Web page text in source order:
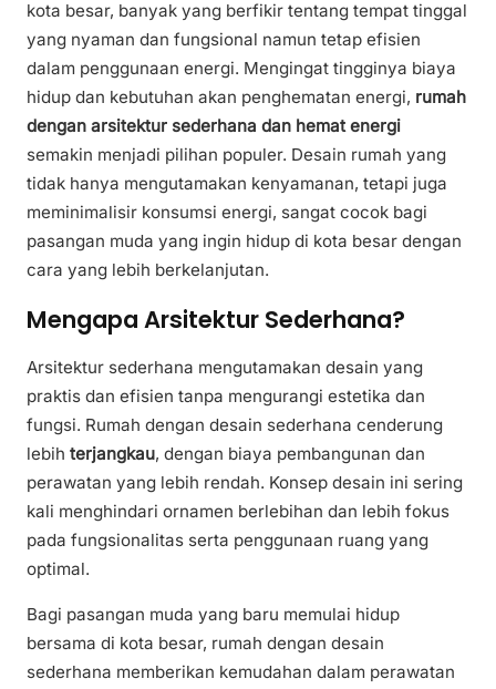
kota besar, banyak yang berfikir tentang tempat tinggal
yang nyaman dan fungsional namun tetap efisien
dalam penggunaan energi. Mengingat tingginya biaya
hidup dan kebutuhan akan penghematan energi, rumah
dengan arsitektur sederhana dan hemat energi
semakin menjadi pilihan populer. Desain rumah yang
tidak hanya mengutamakan kenyamanan, tetapi juga
meminimalisir konsumsi energi, sangat cocok bagi
pasangan muda yang ingin hidup di kota besar dengan
cara yang lebih berkelanjutan.
Mengapa Arsitektur Sederhana?
Arsitektur sederhana mengutamakan desain yang
praktis dan efisien tanpa mengurangi estetika dan
fungsi. Rumah dengan desain sederhana cenderung
lebih terjangkau, dengan biaya pembangunan dan
perawatan yang lebih rendah. Konsep desain ini sering
kali menghindari ornamen berlebihan dan lebih fokus
pada fungsionalitas serta penggunaan ruang yang
optimal.
Bagi pasangan muda yang baru memulai hidup
bersama di kota besar, rumah dengan desain
sederhana memberikan kemudahan dalam perawatan